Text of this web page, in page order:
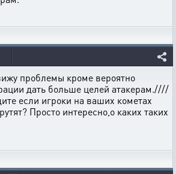
проблемы кроме вероятно
дать больше целей атакерам.////
если игроки на ваших кометах
Просто интересно,о каких таких